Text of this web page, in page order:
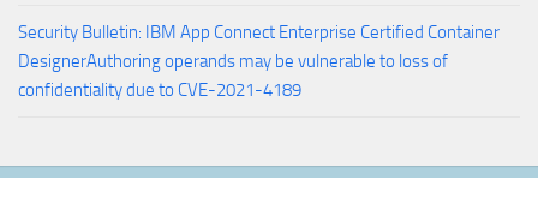
Security Bulletin: IBM App Connect Enterprise Certified Container
DesignerAuthoring operands may be vulnerable to loss of
confidentiality due to CVE-2021-4189